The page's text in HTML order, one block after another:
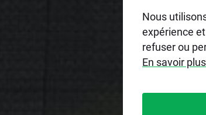
Nous
expérience
refuser ou
En savoir